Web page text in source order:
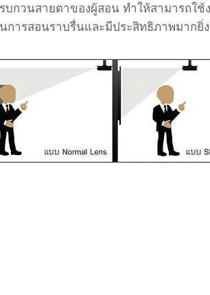
กวนสายตาของผู้สอน ทำให้สามารถใช้
ยนการสอนราบรื่นและมีประสิทธิภาพ